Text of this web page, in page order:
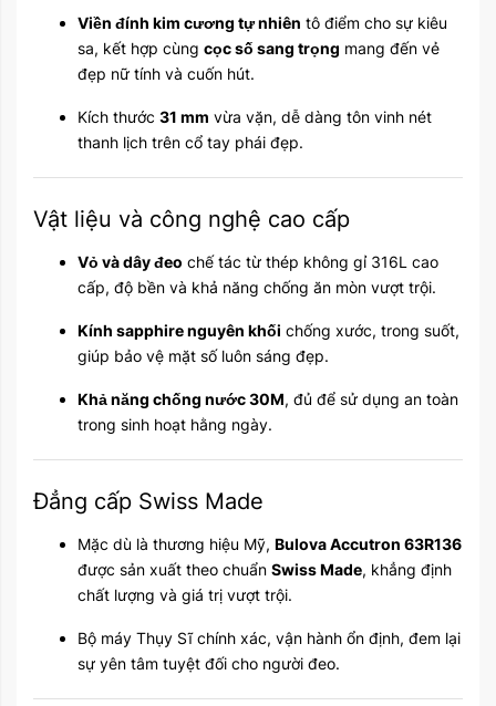
Viền đính kim cương tự nhiên tô điểm cho sự kiêu
sa, kết hợp cùng cọc số sang trọng mang đến vẻ
đẹp nữ tính và cuốn hút.
Kích thước 31 mm vừa vặn, dễ dàng tôn vinh nét
thanh lịch trên cổ tay phái đẹp.
Vật liệu và công nghệ cao cấp
Vỏ và dây đeo chế tác từ thép không gỉ 316L cao
cấp, độ bền và khả năng chống ăn mòn vượt trội.
Kính sapphire nguyên khối chống xước, trong suốt,
giúp bảo vệ mặt số luôn sáng đẹp.
Khả năng chống nước 30M, đủ để sử dụng an toàn
trong sinh hoạt hằng ngày.
Đẳng cấp Swiss Made
Mặc dù là thương hiệu Mỹ, Bulova Accutron 63R136
được sản xuất theo chuẩn Swiss Made, khẳng định
chất lượng và giá trị vượt trội.
Bộ máy Thụy Sĩ chính xác, vận hành ổn định, đem lại
sự yên tâm tuyệt đối cho người đeo.